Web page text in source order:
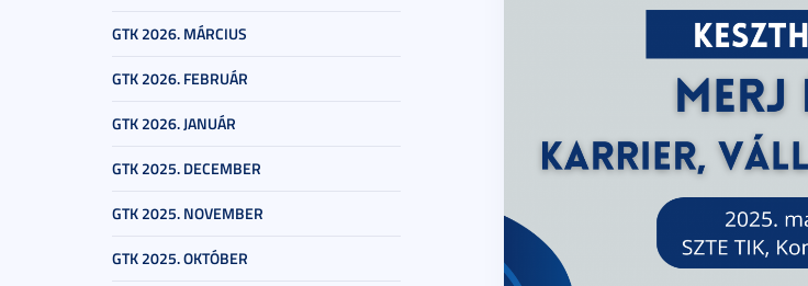
GTK 2026. MÁRCIUS
GTK 2026. FEBRUÁR
GTK 2026. JANUÁR
GTK 2025. DECEMBER
GTK 2025. NOVEMBER
GTK 2025. OKTÓBER